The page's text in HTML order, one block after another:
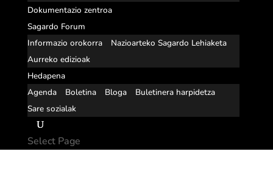
Dokumentazio zentroa
Sagardo Forum
Informazio orokorra
Nazioarteko Sagardo Lehiaketa
Aurreko edizioak
Hedapena
Agenda
Boletina Bloga
Buletinera harpidetza
Sare sozialak
Select Page